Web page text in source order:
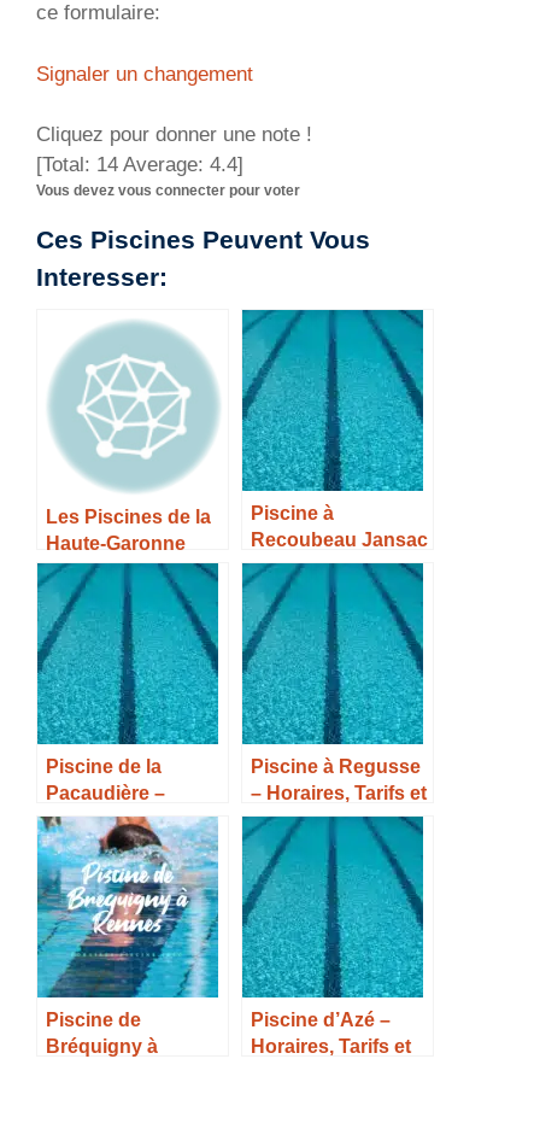
ce formulaire:
Signaler un changement
Cliquez pour donner une note !
[Total: 14 Average: 4.4]
Vous devez vous connecter pour voter
Ces Piscines Peuvent Vous
Interesser:
Les Piscines de la
Haute-Garonne
Piscine à
Recoubeau Jansac
– Horaires, Tarifs et
Infos –
Piscine de la
Pacaudière –
Horaires, Tarifs et
Infos –
Piscine à Regusse
– Horaires, Tarifs et
Infos –
Piscine de
Bréquigny à
Piscine d’Azé –
Horaires, Tarifs et